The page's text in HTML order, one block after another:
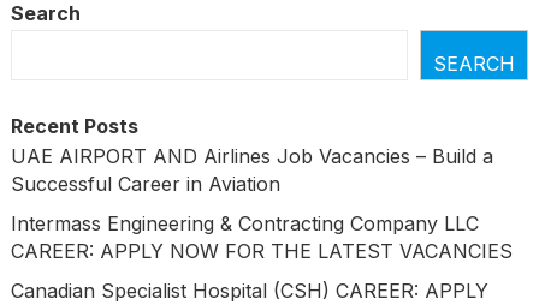
Search
SEARCH
Recent Posts
UAE AIRPORT AND Airlines Job Vacancies – Build a
Successful Career in Aviation
Intermass Engineering & Contracting Company LLC
CAREER: APPLY NOW FOR THE LATEST VACANCIES
Canadian Specialist Hospital (CSH) CAREER: APPLY